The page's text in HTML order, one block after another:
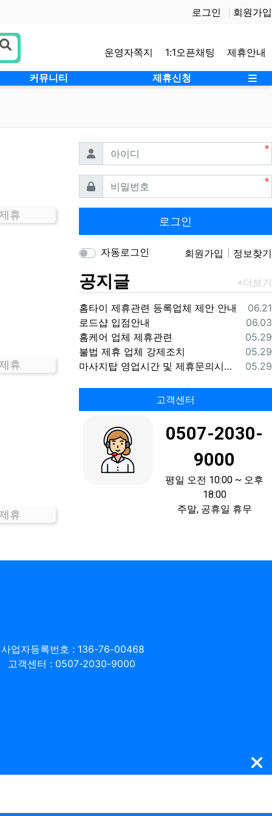
로그인 회원가입
운영자쪽지 1:1오픈채팅 제휴안내
커뮤니티 제휴신청 사
휴
휴
휴
아이디 필수
비밀번호필수
로그인
자동로그인 회원가입 정보찾기
공지글
등록
06.21
홈타이 제휴관련 등록업체 제안 안내
등록
06.03
로드샵 입점안내
등록
05.29
홈케어 업체 제휴관련
등록
05.29
불법 제휴 업체 강제조치
등록
05.29
마사지탑 영업시간 및 제휴문의시간 안내
고객센터
0507-2030-
9000
평일 오전 10:00 ~ 오후
18:00
주말, 공휴일 휴무
사업자등록번호 : 136-76-00468
고객센터 : 0507-2030-9000